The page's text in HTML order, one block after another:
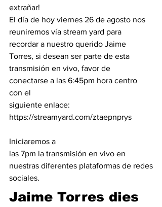
extrañar!
El día de hoy viernes 26 de agosto nos
reuniremos vía stream yard para
recordar a nuestro querido Jaime
Torres, si desean ser parte de esta
transmisión en vivo, favor de
conectarse a las 6:45pm hora centro
con el
siguiente enlace:
https://streamyard.com/ztaepnprys
Iniciaremos a
las 7pm la transmisión en vivo en
nuestras diferentes plataformas de redes
sociales.
Jaime Torres dies